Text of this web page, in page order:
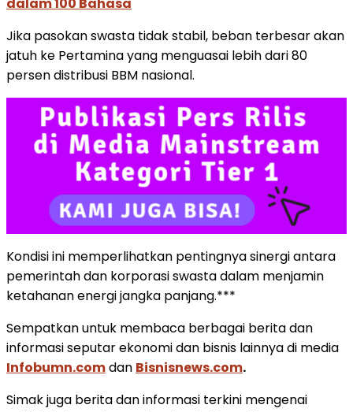
dalam 100 Bahasa
Jika pasokan swasta tidak stabil, beban terbesar akan
jatuh ke Pertamina yang menguasai lebih dari 80
persen distribusi BBM nasional.
Kondisi ini memperlihatkan pentingnya sinergi antara
pemerintah dan korporasi swasta dalam menjamin
ketahanan energi jangka panjang.***
Sempatkan untuk membaca berbagai berita dan
informasi seputar ekonomi dan bisnis lainnya di media
Infobumn.comdan Bisnisnews.com.
Simak juga berita dan informasi terkini mengenai